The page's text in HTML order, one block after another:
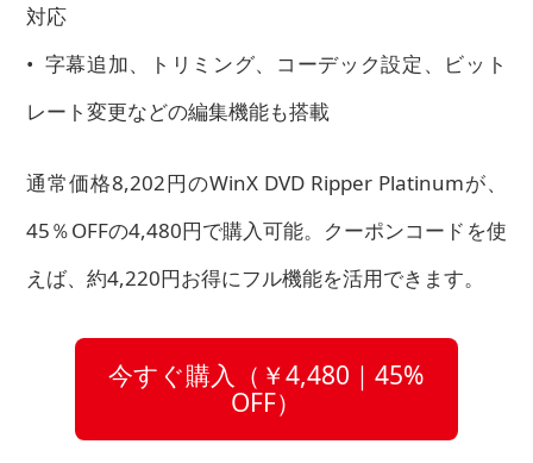
対応
• 字幕追加、トリミング、コーデック設定、ビット
レート変更などの編集機能も搭載
通常価格8,202円のWinX DVD Ripper Platinumが、
45％OFFの4,480円で購入可能。クーポンコードを使
えば、約4,220円お得にフル機能を活用できます。
今すぐ購入（￥4,480｜45%
OFF）